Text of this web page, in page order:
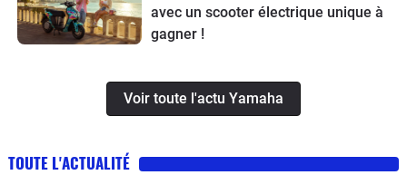
avec un scooter électrique unique à
gagner !
Voir toute l'actu Yamaha
TOUTE L'ACTUALITÉ